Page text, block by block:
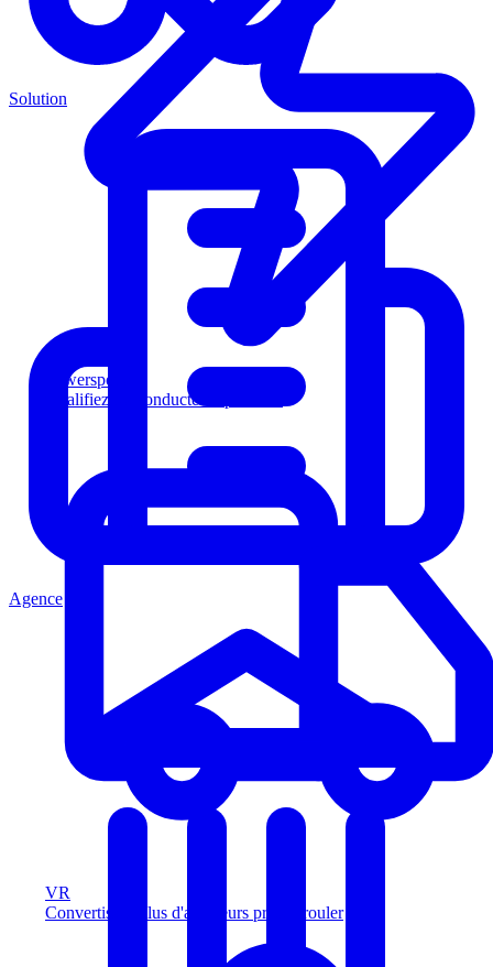
Powersports
Qualifiez les conducteurs plus vite
VR
Convertissez plus d'acheteurs prêts à rouler
Solution
Agence